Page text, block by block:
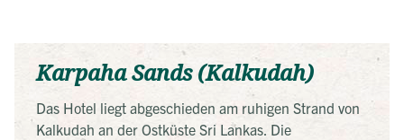
Karpaha Sands (Kalkudah)
Das Hotel liegt abgeschieden am ruhigen Strand von
Kalkudah an der Ostküste Sri Lankas. Die